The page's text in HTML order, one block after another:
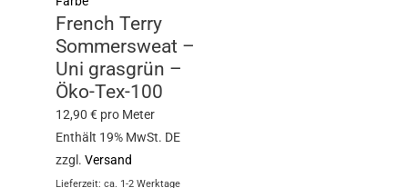
French Terry
Sommersweat –
Uni grasgrün –
Öko-Tex-100
12,90€ pro Meter
Enthält 19% MwSt. DE
zzgl.Versand
Lieferzeit: ca. 1-2 Werktage